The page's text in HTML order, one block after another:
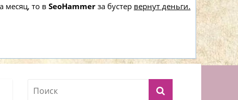
месяц, то в SeoHammer за бустер вернут деньги.